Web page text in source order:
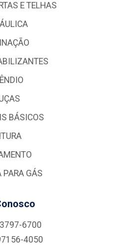
E TELHAS
BÁSICOS
PARA GÁS
6700
4050